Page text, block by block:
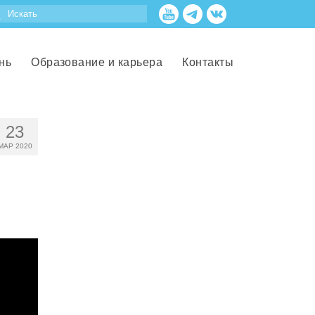
Образование и карьера Контакты
23
2020